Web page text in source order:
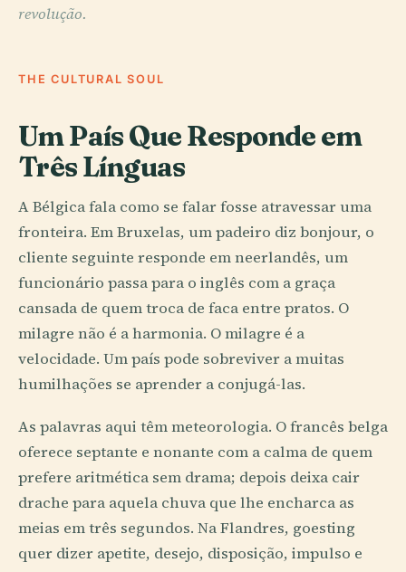
revolução.
THE CULTURAL SOUL
Um País Que Responde em
Três Línguas
A Bélgica fala como se falar fosse atravessar uma
fronteira. Em Bruxelas, um padeiro diz bonjour, o
cliente seguinte responde em neerlandês, um
funcionário passa para o inglês com a graça
cansada de quem troca de faca entre pratos. O
milagre não é a harmonia. O milagre é a
velocidade. Um país pode sobreviver a muitas
humilhações se aprender a conjugá-las.
As palavras aqui têm meteorologia. O francês belga
oferece septante e nonante com a calma de quem
prefere aritmética sem drama; depois deixa cair
drache para aquela chuva que lhe encharca as
meias em três segundos. Na Flandres, goesting
quer dizer apetite, desejo, disposição, impulso e